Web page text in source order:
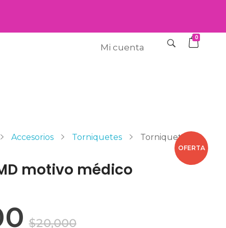
Mi cuenta
0
Accesorios Torniquetes
Torniquete
motivo médico
OFERTA
$20,000